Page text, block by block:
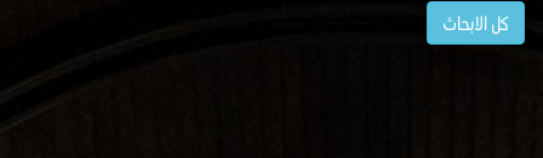
كل الابحاث